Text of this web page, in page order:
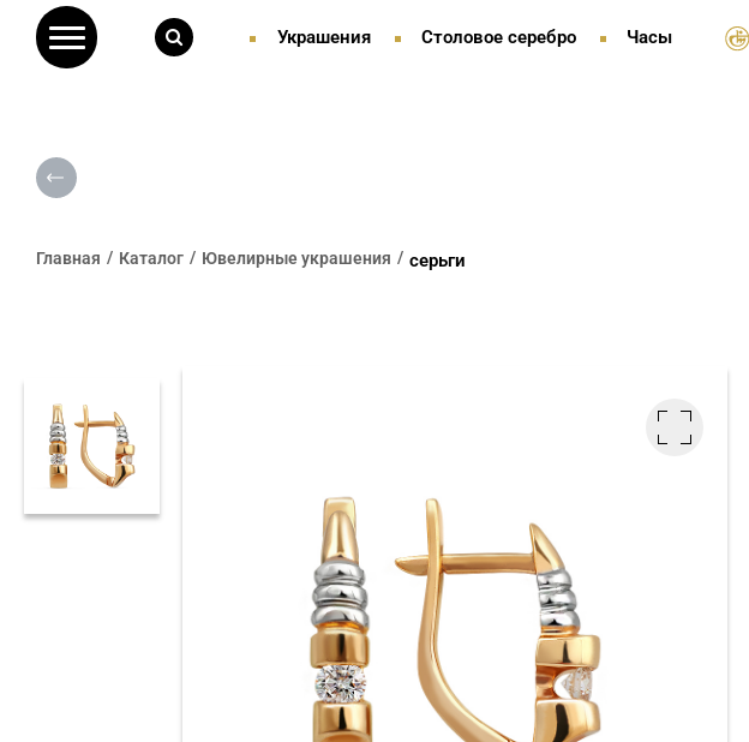
Украшения Столовое серебро Часы
Главная Каталог Ювелирные украшения серьги